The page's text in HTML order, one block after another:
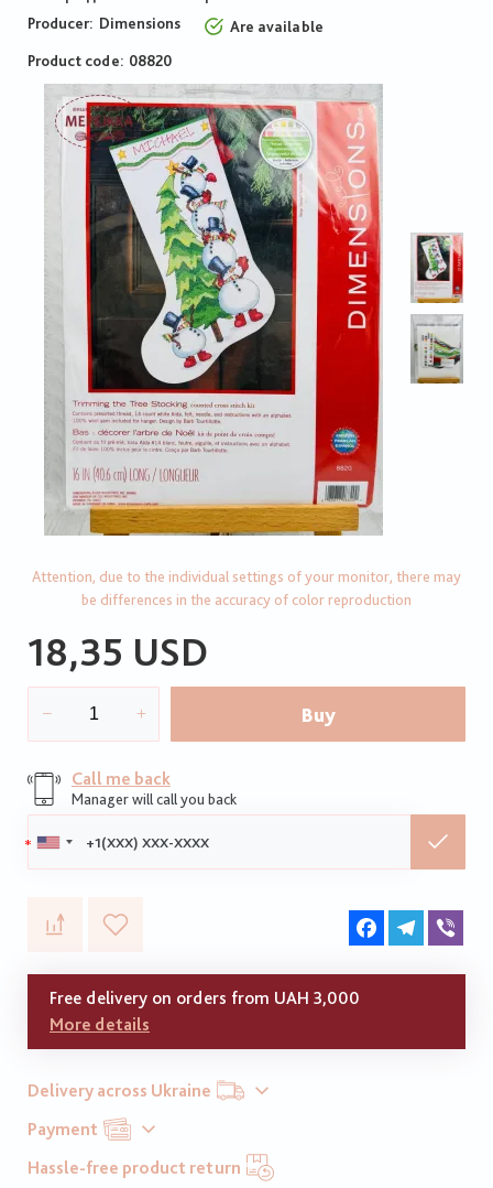
Producer: Dimensions
Are available
Product code
08820
Attention, due to the individual settings of your monitor, there may
be differences in the accuracy of color reproduction
18,35 USD
Buy
Call me back
Manager will call you back
FacebookTelegram
Free delivery on orders from UAH 3,000
More details
Delivery across Ukraine
Payment
Hassle-free product return